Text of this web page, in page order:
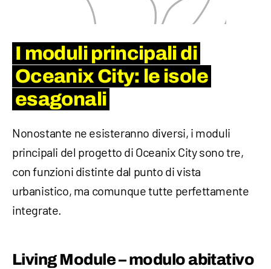
I moduli principali di
Oceanix City: le isole
esagonali
Nonostante ne esisteranno diversi, i moduli
principali del progetto di Oceanix City sono tre,
con funzioni distinte dal punto di vista
urbanistico, ma comunque tutte perfettamente
integrate.
Living Module – modulo abitativo